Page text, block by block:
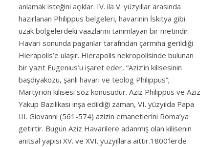
anlamak isteğini açıklar. IV. ila V. yüzyıllar arasında
hazırlanan Philippus belgeleri, havarinin İskitya gibi
uzak bölgelerdeki vaazlarını tanımlayan bir metindir.
Havari sonunda paganlar tarafından çarmıha gerildiği
Hierapolis’e ulaşır. Hierapolis nekropolisinde bulunan
bir yazıt Eugenius’u işaret eder, “Aziz’in kilisesinin
başdiyakozu, şanlı havari ve teolog Philippus”;
Martyrion kilisesi söz konusudur. Aziz Philippus ve Aziz
Yakup Bazilikası inşa edildiği zaman, VI. yüzyılda Papa
III. Giovanni (561-574) azizin emanetlerini Roma’ya
getirtir. Bugün Aziz Havarilere adanmış olan kilisenin
anıtsal yapısı XV. ve XVI. yüzyıllara aittir.1800’lerde